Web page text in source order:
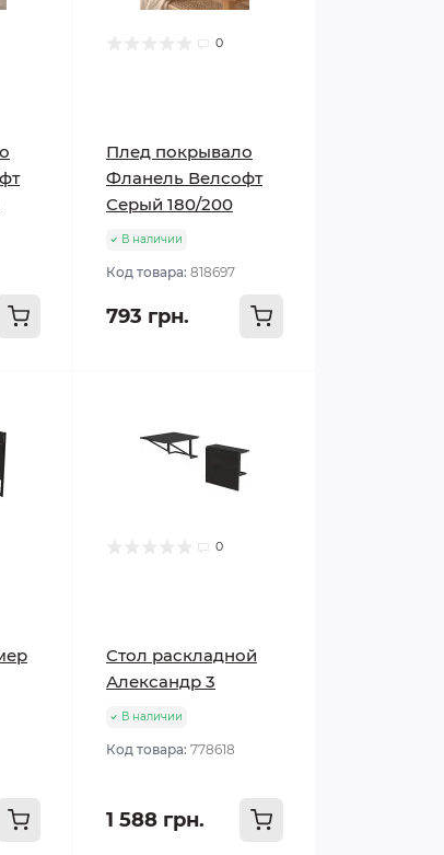
0
Плед покрывало
Фланель Велсофт
Серый 180/200
В наличии
Код товара: 818697
793 грн.
0
Стол раскладной
Александр 3
В наличии
Код товара: 778618
1 588 грн.